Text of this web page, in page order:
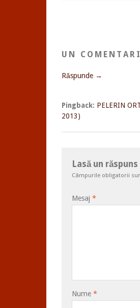
UN
Răspunde →
Pingback: PELERIN
2013)
Lasă un răspuns
Câmpurile obligatorii
Mesaj *
Nume *